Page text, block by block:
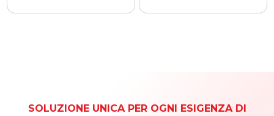
SOLUZIONE UNICA PER OGNI ESIGENZA DI